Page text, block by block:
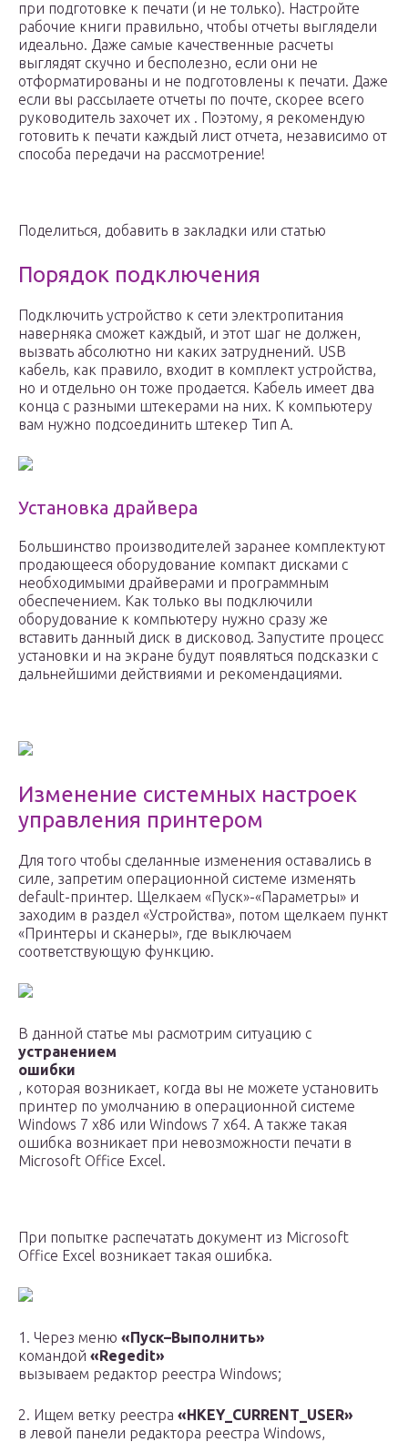
при подготовке к печати (и не только). Настройте
рабочие книги правильно, чтобы отчеты выглядели
идеально. Даже самые качественные расчеты
выглядят скучно и бесполезно, если они не
отформатированы и не подготовлены к печати. Даже
если вы рассылаете отчеты по почте, скорее всего
руководитель захочет их . Поэтому, я рекомендую
готовить к печати каждый лист отчета, независимо от
способа передачи на рассмотрение!
Поделиться, добавить в закладки или статью
Порядок подключения
Подключить устройство к сети электропитания
наверняка сможет каждый, и этот шаг не должен,
вызвать абсолютно ни каких затруднений. USB
кабель, как правило, входит в комплект устройства,
но и отдельно он тоже продается. Кабель имеет два
конца с разными штекерами на них. К компьютеру
вам нужно подсоединить штекер Тип А.
Установка драйвера
Большинство производителей заранее комплектуют
продающееся оборудование компакт дисками с
необходимыми драйверами и программным
обеспечением. Как только вы подключили
оборудование к компьютеру нужно сразу же
вставить данный диск в дисковод. Запустите процесс
установки и на экране будут появляться подсказки с
дальнейшими действиями и рекомендациями.
Изменение системных настроек
управления принтером
Для того чтобы сделанные изменения оставались в
силе, запретим операционной системе изменять
default-принтер. Щелкаем «Пуск»-«Параметры» и
заходим в раздел «Устройства», потом щелкаем пункт
«Принтеры и сканеры», где выключаем
соответствующую функцию.
В данной статье мы расмотрим ситуацию с
устранением
ошибки
, которая возникает, когда вы не можете установить
принтер по умолчанию в операционной системе
Windows 7 x86 или Windows 7 x64. А также такая
ошибка возникает при невозможности печати в
Microsoft Office Excel.
При попытке распечатать документ из Microsoft
Office Excel возникает такая ошибка.
1. Через меню «Пуск–Выполнить»
командой «Regedit»
вызываем редактор реестра Windows;
2. Ищем ветку реестра «HKEY_CURRENT_USER»
в левой панели редактора реестра Windows,